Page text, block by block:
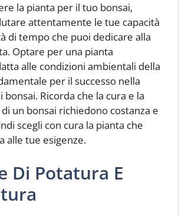
la pianta per il tuo bonsai,
attentamente le tue capacità
di tempo che puoi dedicare alla
Optare per una pianta
alle condizioni ambientali della
per il successo nella
bonsai. Ricorda che la cura e la
un bonsai richiedono costanza e
scegli con cura la pianta che
alle tue esigenze.
Di Potatura E